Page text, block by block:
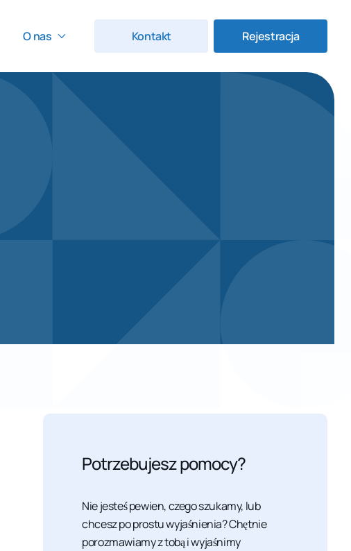
O nas Kontakt Rejestracja
Potrzebujesz pomocy?
Nie jesteś pewien, czego szukamy, lub
chcesz po prostu wyjaśnienia? Chętnie
porozmawiamy z tobą i wyjaśnimy